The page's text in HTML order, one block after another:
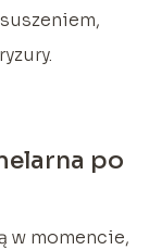
po
w momencie,